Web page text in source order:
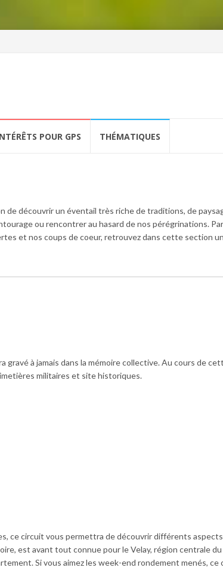
POUR GPS THÉMATIQUES
de découvrir un éventail très riche de traditions, de
ou rencontrer au hasard de nos pérégrinations.
et nos coups de coeur, retrouvez dans cette section
à jamais dans la mémoire collective. Au cours de
militaires et site historiques.
ce circuit vous permettra de découvrir différents
est avant tout connue pour le Velay, région centrale
Si vous aimez les week-end rondement menés,